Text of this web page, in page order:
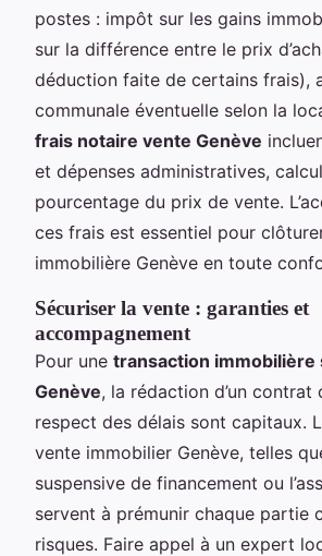
postes : impôt sur les gains
sur la différence entre le prix
déduction faite de certains frais),
communale éventuelle selon la
frais notaire vente Genève
et dépenses administratives,
pourcentage du prix de vente.
ces frais est essentiel pour
immobilière Genève en toute
Sécuriser la vente : garanties et
accompagnement
Pour une transaction immobilière
Genève, la rédaction d’un
respect des délais sont capitaux.
vente immobilier Genève, telles
suspensive de financement ou
servent à prémunir chaque partie
risques. Faire appel à un expert